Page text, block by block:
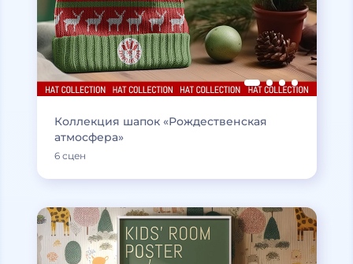
Коллекция шапок «Рождественская
атмосфера»
6 сцен